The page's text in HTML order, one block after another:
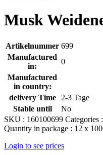
Musk
Artikelnummer 699
Manufactured
in:
0
Manufactured
in country:
delivery Time
2-3 Tage
Stable until
No
SKU : 160100699 Categories :
Quantity in package : 12 x
Login to see prices